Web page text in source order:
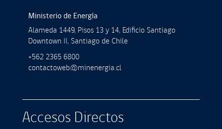
Ministerio de Energía
Alameda 1449, Pisos 13 y 14, Ediﬁcio Santiago
Downtown II, Santiago de Chile
+562 2365 6800
contactoweb@minenergia.cl
Accesos Directos